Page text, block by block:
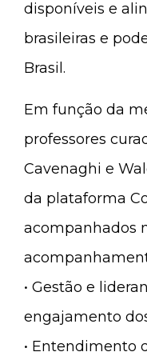
disponíveis e
brasileiras e
Brasil.
Em função da
professores
Cavenaghi e
da plataforma
acompanhados
• Gestão e
engajamento
• Entendimento